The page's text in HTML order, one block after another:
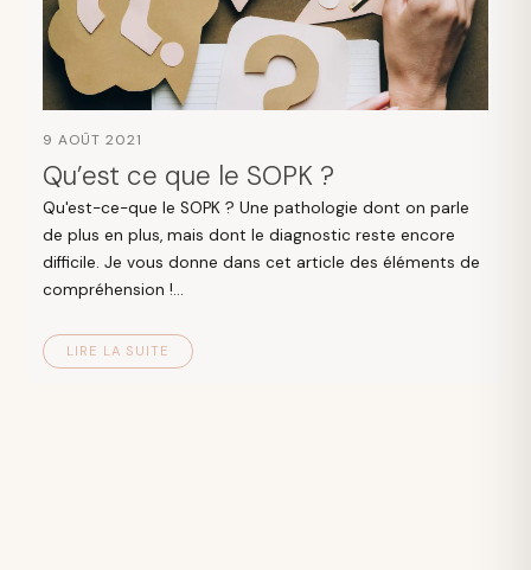
9 AOÛT 2021
Qu’est ce que le SOPK ?
Qu'est-ce-que le SOPK ? Une pathologie dont on parle
de plus en plus, mais dont le diagnostic reste encore
difficile. Je vous donne dans cet article des éléments de
compréhension !...
LIRE LA SUITE